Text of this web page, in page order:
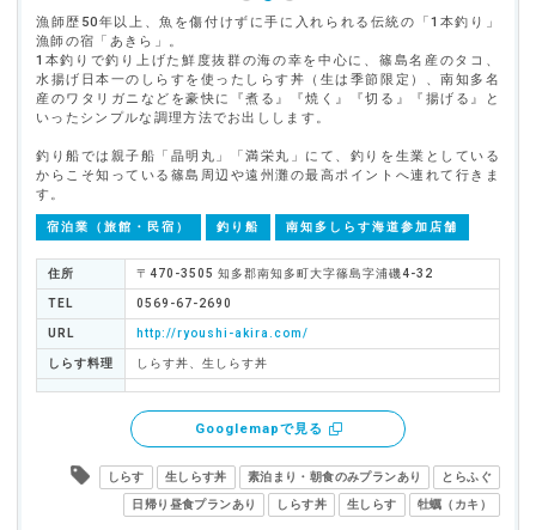
漁師歴50年以上、魚を傷付けずに手に入れられる伝統の「1本釣り」
漁師の宿「あきら」。
1本釣りで釣り上げた鮮度抜群の海の幸を中心に、篠島名産のタコ、
水揚げ日本一のしらすを使ったしらす丼（生は季節限定）、南知多名
産のワタリガニなどを豪快に『煮る』『焼く』『切る』『揚げる』と
いったシンプルな調理方法でお出しします。
釣り船では親子船「晶明丸」「満栄丸」にて、釣りを生業としている
からこそ知っている篠島周辺や遠州灘の最高ポイントへ連れて行きま
す。
宿泊業（旅館・民宿） 釣り船 南知多しらす海道参加店舗
住所 〒470-3505 知多郡南知多町大字篠島字浦磯4-32
TEL 0569-67-2690
URL http://ryoushi-akira.com/
しらす料理 しらす丼、生しらす丼
Googlemapで見る
しらす 生しらす丼 素泊まり・朝食のみプランあり とらふぐ
日帰り昼食プランあり しらす丼 生しらす 牡蠣（カキ）